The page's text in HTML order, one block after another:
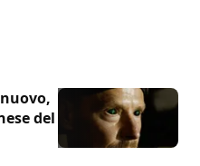
del